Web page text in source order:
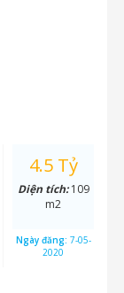
4.5 Tỷ
Diện tích:109
m2
Ngày đăng: 7-05-
2020